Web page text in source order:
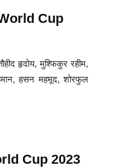
World Cup
हृदोय, मुश्फिकुर रहीम,
हसन महमूद, शोरफुल
Cup 2023